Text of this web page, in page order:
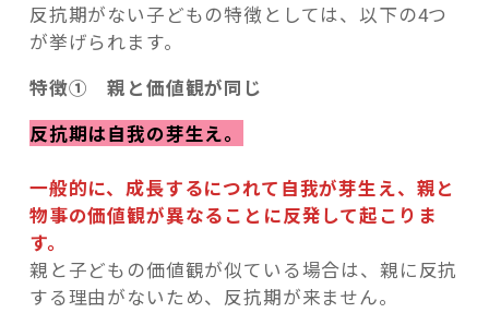
反抗期がない子どもの特徴としては、以下の4つ
が挙げられます。
特徴① 親と価値観が同じ
反抗期は自我の芽生え。
一般的に、成長するにつれて自我が芽生え、親と
物事の価値観が異なることに反発して起こりま
す。
親と子どもの価値観が似ている場合は、親に反抗
する理由がないため、反抗期が来ません。